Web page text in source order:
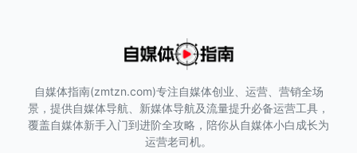
自媒体指南(zmtzn.com)专注自媒体创业、运营、营销全场
景，提供自媒体导航、新媒体导航及流量提升必备运营工具，
覆盖自媒体新手入门到进阶全攻略，陪你从自媒体小白成长为
运营老司机。